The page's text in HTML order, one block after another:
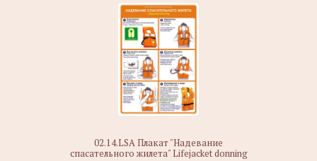
02.14.LSA Плакат "Надевание
спасательного жилета" Lifejacket donning